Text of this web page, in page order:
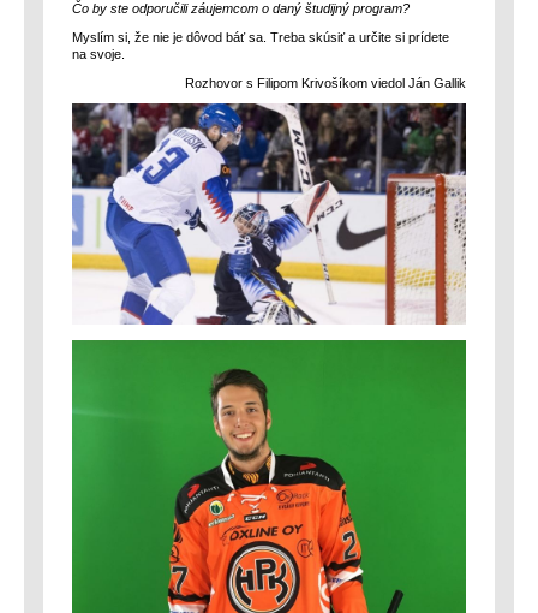
Čo by ste odporučili záujemcom o daný študijný program?
Myslím si, že nie je dôvod báť sa. Treba skúsiť a určite si prídete
na svoje.
Rozhovor s Filipom Krivošíkom viedol Ján Gallik